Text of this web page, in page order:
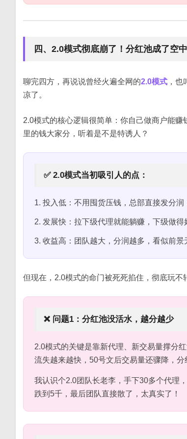
四、2.0模式彻底崩了！分红池成了空
聊完四方，再说说曾经火遍全网的2.0模式 ，
凉了。
2.0模式的核心逻辑很简单：你自己做商户能
里的钱大家分，听着是不是特诱人？
✅ 2.0模式当初吸引人的点：
1. 投入低：不用囤货压钱，总部直接发分润
2. 发展快：拉下级代理就能躺赚，下级做得
3. 收益高：团队越大，分润越多，看似前景
但现在，2.0模式的命门被死死掐住，彻底玩不
❌ 问题1：分红池没活水，越分越少
2.0模式的关键是靠新代理、新交易量撑分
流失越来越快，50号文后交易量还骤降，
我认识个2.0团队长老李，手下30多个代理
跌到5千，最后团队直接散了，太真实了！